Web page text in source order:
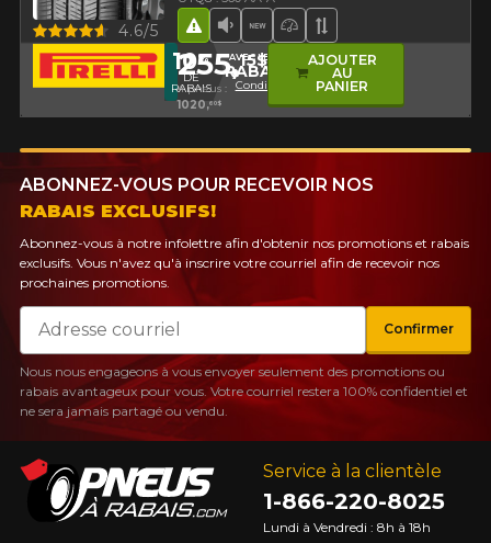
Faible niveau sonore
Nouveau produit
Pneu haute
Bande de
Hasard routier
Aperçu 4.6/5
10%
DE
RABAIS
AVEC LE CODE
RABAIS10
Conditions
255,15$
4 pneus :
1020,60$
AJOUTER
AU
PANIER
Service à la clientèle
1-866-220-8025
Lundi à Vendredi : 8h à 18h
ABONNEZ-VOUS POUR RECEVOIR NOS
RABAIS EXCLUSIFS!
Abonnez-vous à notre infolettre afin d'obtenir nos promotions et rabais
exclusifs. Vous n'avez qu'à inscrire votre courriel afin de recevoir nos
prochaines promotions.
Courriel
Confirmer
Nous nous engageons à vous envoyer seulement des promotions ou
rabais avantageux pour vous. Votre courriel restera 100% confidentiel et
ne sera jamais partagé ou vendu.